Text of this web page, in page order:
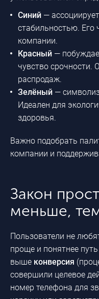
Синий —
стабильностью. Его
компании.
Красный —
чувство срочности.
распродаж.
Зелёный —
Идеален для
здоровья.
Важно подобрать
компании и
Закон
меньше,
Пользователи не
проще и понятнее
выше конверсия
совершили целевое
номер телефона для